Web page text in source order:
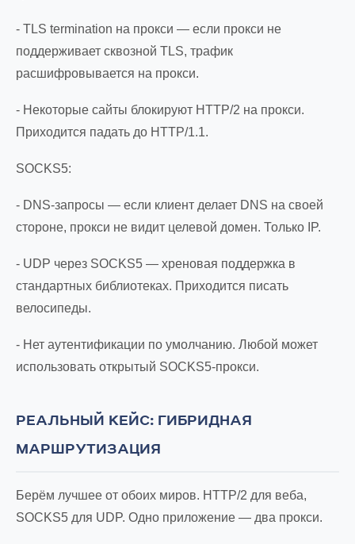
- TLS termination на прокси — если прокси не
поддерживает сквозной TLS, трафик
расшифровывается на прокси.
- Некоторые сайты блокируют HTTP/2 на прокси.
Приходится падать до HTTP/1.1.
SOCKS5:
- DNS-запросы — если клиент делает DNS на своей
стороне, прокси не видит целевой домен. Только IP.
- UDP через SOCKS5 — хреновая поддержка в
стандартных библиотеках. Приходится писать
велосипеды.
- Нет аутентификации по умолчанию. Любой может
использовать открытый SOCKS5-прокси.
РЕАЛЬНЫЙ КЕЙС: ГИБРИДНАЯ
МАРШРУТИЗАЦИЯ
Берём лучшее от обоих миров. HTTP/2 для веба,
SOCKS5 для UDP. Одно приложение — два прокси.